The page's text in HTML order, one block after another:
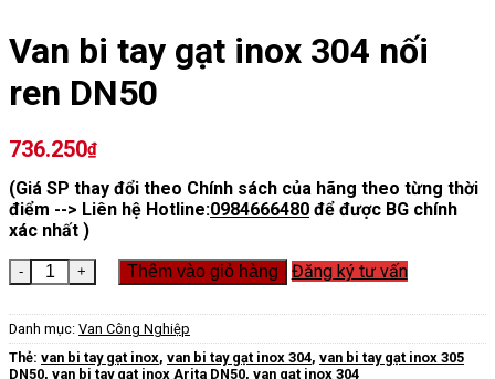
Van bi tay gạt inox 304 nối
ren DN50
736.250₫
(Giá SP thay đổi theo Chính sách của hãng theo từng thời
điểm --> Liên hệ Hotline:0984666480 để được BG chính
xác nhất )
Van bi tay gạt inox 304 nối ren DN50 số lượng
Thêm vào giỏ hàng Đăng ký tư vấn
Danh mục: Van Công Nghiệp
Thẻ: van bi tay gạt inox, van bi tay gạt inox 304, van bi tay gạt inox 305
DN50, van bi tay gạt inox Arita DN50, van gạt inox 304